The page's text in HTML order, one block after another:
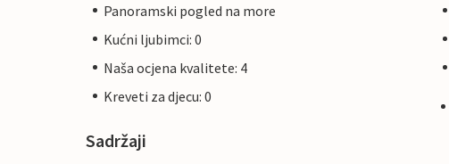
Panoramski pogled na more
Kućni ljubimci: 0
Naša ocjena kvalitete: 4
Kreveti za djecu: 0
Sadržaji